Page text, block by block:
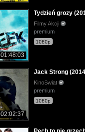
01:48:03
Tydzień grozy
Filmy Akcji
premium
1080p
02:02:37
Jack Strong
KinoSwiat
premium
1080p